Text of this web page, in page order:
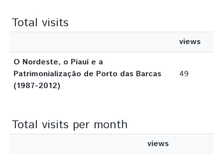
Total visits
views
O Nordeste, o Piauí e a
Patrimonialização de Porto das Barcas
(1987-2012)
49
Total visits per month
views